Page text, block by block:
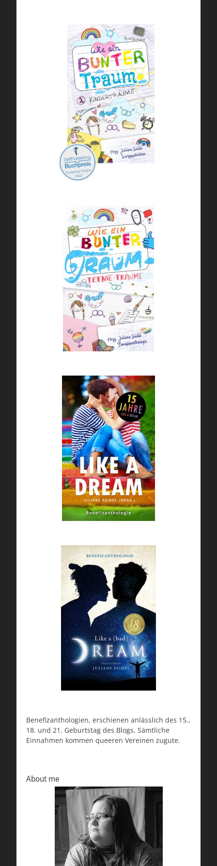
Benefizanthologien, erschienen anlässlich des 15.,
18. und 21. Geburtstag des Blogs. Sämtliche
Einnahmen kommen queeren Vereinen zugute.
About me